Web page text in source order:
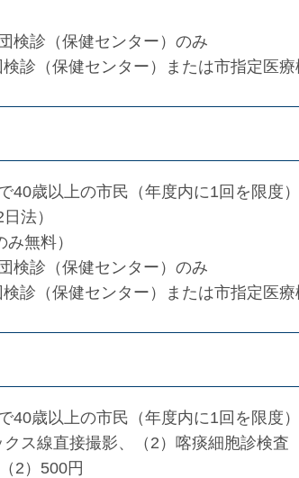
検診（保健センター）のみ
（保健センター）または市指定医療
40歳以上の市民（年度内に1回を限度）
法）
無料）
検診（保健センター）のみ
（保健センター）または市指定医療
40歳以上の市民（年度内に1回を限度）
ス線直接撮影、（2）喀痰細胞診検査
2）500円